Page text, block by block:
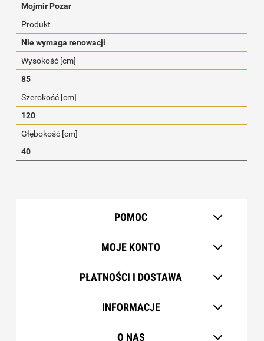
Mojmir Pozar
Produkt
Nie wymaga renowacji
Wysokość [cm]
85
Szerokość [cm]
120
Głębokość [cm]
40
POMOC
MOJE KONTO
PŁATNOŚCI I DOSTAWA
INFORMACJE
O NAS